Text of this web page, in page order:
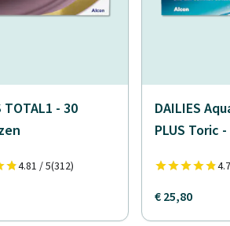
TOTAL1 - 30
4.81 / 5(312)
DAILIES
PLUS Toric
€ 25,80